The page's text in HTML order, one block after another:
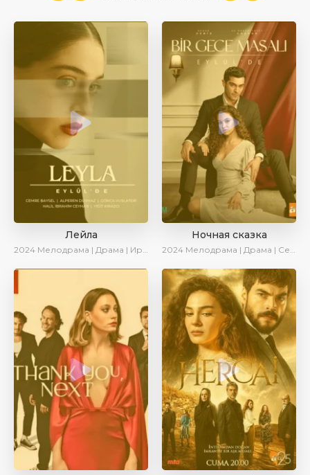
Лейла
2024 Мелодрама | Драма | Ирина Котова | AveTurk | AlisaDirilis | Сериалы 2024
Ночная сказка
2024 Мелодрама | Драма | Сериалы 2024